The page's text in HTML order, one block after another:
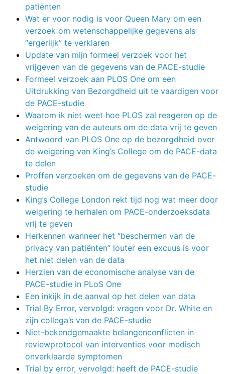
patiënten
Wat er voor nodig is voor Queen Mary om een
verzoek om wetenschappelijke gegevens als
“ergerlijk” te verklaren
Update van mijn formeel verzoek voor het
vrijgeven van de gegevens van de PACE-studie
Formeel verzoek aan PLOS One om een
Uitdrukking van Bezorgdheid uit te vaardigen voor
de PACE-studie
Waarom ik niet weet hoe PLOS zal reageren op de
weigering van de auteurs om de data vrij te geven
Antwoord van PLOS One op de bezorgdheid over
de weigering van King’s College om de PACE-data
te delen
Proffen verzoeken om de gegevens van de PACE-
studie
King’s College London rekt tijd nog wat meer door
weigering te herhalen om PACE-onderzoeksdata
vrij te geven
Herkennen wanneer het “beschermen van de
privacy van patiënten” louter een excuus is voor
het niet delen van de data
Herzien van de economische analyse van de
PACE-studie in PLoS One
Een inkijk in de aanval op het delen van data
Trial By Error, vervolgd: vragen voor Dr. White en
zijn collega’s van de PACE-studie
Niet-bekendgemaakte belangenconflicten in
reviewprotocol van interventies voor medisch
onverklaarde symptomen
Trial by error, vervolgd: heeft de PACE-studie